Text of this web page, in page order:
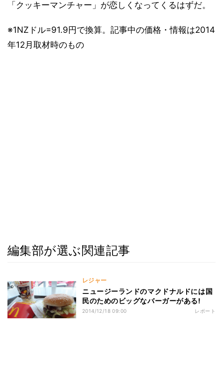
「クッキーマンチャー」が恋しくなってくるはずだ。
※1NZドル=91.9円で換算。記事中の価格・情報は2014
年12月取材時のもの
編集部が選ぶ関連記事
レジャー
ニュージーランドのマクドナルドには国
民のためのビッグなバーガーがある!
2014/12/18 09:00 レポート